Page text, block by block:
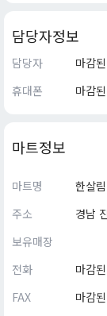
담당자정보
담당자
마감
휴대폰
마감
마트정보
마트명
한살
주소
경남
보유매장
전화
마감
FAX
마감